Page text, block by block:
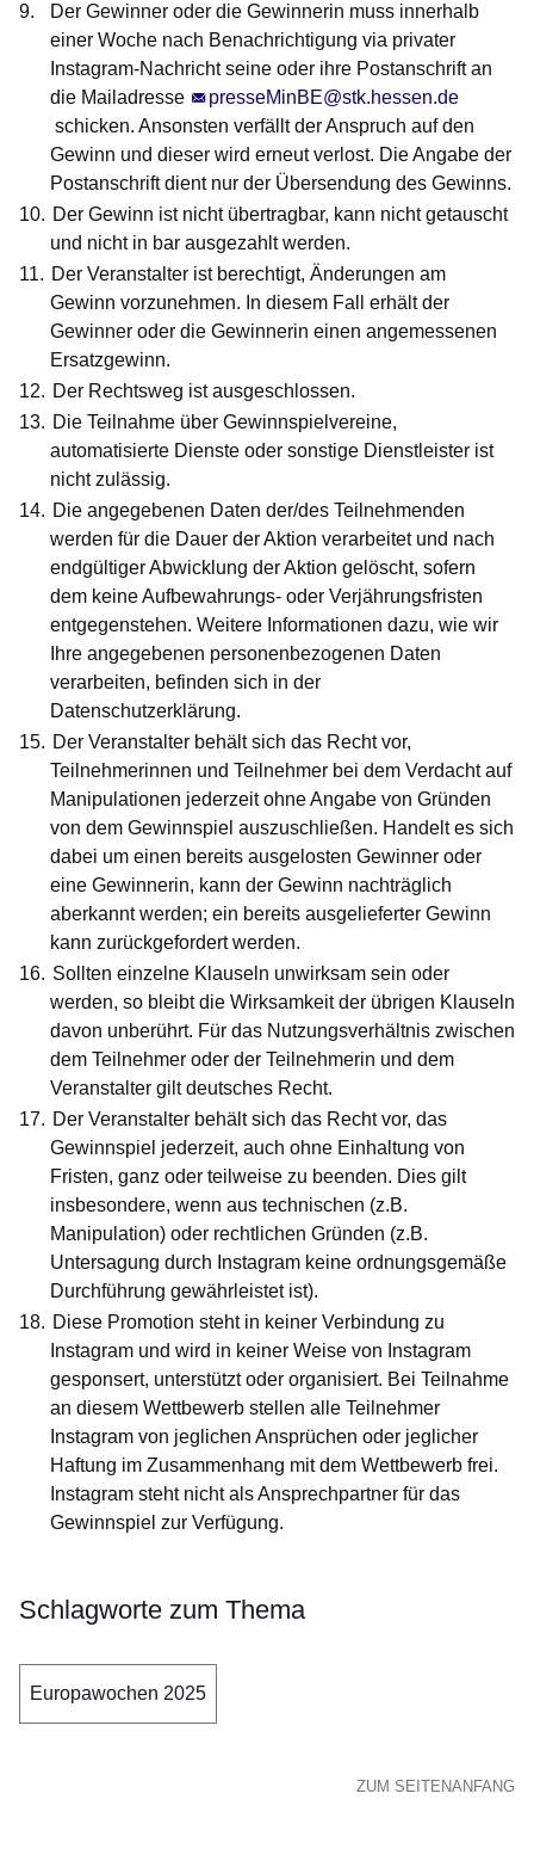
Der Gewinner oder die Gewinnerin muss innerhalb
einer Woche nach Benachrichtigung via privater
Instagram-Nachricht seine oder ihre Postanschrift an
die Mailadresse
presseMinBE@stk.hessen.de
schicken. Ansonsten verfällt der Anspruch auf den
Gewinn und dieser wird erneut verlost. Die Angabe der
Postanschrift dient nur der Übersendung des Gewinns.
Der Gewinn ist nicht übertragbar, kann nicht getauscht
und nicht in bar ausgezahlt werden.
Der Veranstalter ist berechtigt, Änderungen am
Gewinn vorzunehmen. In diesem Fall erhält der
Gewinner oder die Gewinnerin einen angemessenen
Ersatzgewinn.
Der Rechtsweg ist ausgeschlossen.
Die Teilnahme über Gewinnspielvereine,
automatisierte Dienste oder sonstige Dienstleister ist
nicht zulässig.
Die angegebenen Daten der/des Teilnehmenden
werden für die Dauer der Aktion verarbeitet und nach
endgültiger Abwicklung der Aktion gelöscht, sofern
dem keine Aufbewahrungs- oder Verjährungsfristen
entgegenstehen. Weitere Informationen dazu, wie wir
Ihre angegebenen personenbezogenen Daten
verarbeiten, befinden sich in der
Datenschutzerklärung.
Der Veranstalter behält sich das Recht vor,
Teilnehmerinnen und Teilnehmer bei dem Verdacht auf
Manipulationen jederzeit ohne Angabe von Gründen
von dem Gewinnspiel auszuschließen. Handelt es sich
dabei um einen bereits ausgelosten Gewinner oder
eine Gewinnerin, kann der Gewinn nachträglich
aberkannt werden; ein bereits ausgelieferter Gewinn
kann zurückgefordert werden.
Sollten einzelne Klauseln unwirksam sein oder
werden, so bleibt die Wirksamkeit der übrigen Klauseln
davon unberührt. Für das Nutzungsverhältnis zwischen
dem Teilnehmer oder der Teilnehmerin und dem
Veranstalter gilt deutsches Recht.
Der Veranstalter behält sich das Recht vor, das
Gewinnspiel jederzeit, auch ohne Einhaltung von
Fristen, ganz oder teilweise zu beenden. Dies gilt
insbesondere, wenn aus technischen (z.B.
Manipulation) oder rechtlichen Gründen (z.B.
Untersagung durch Instagram keine ordnungsgemäße
Durchführung gewährleistet ist).
Diese Promotion steht in keiner Verbindung zu
Instagram und wird in keiner Weise von Instagram
gesponsert, unterstützt oder organisiert. Bei Teilnahme
an diesem Wettbewerb stellen alle Teilnehmer
Instagram von jeglichen Ansprüchen oder jeglicher
Haftung im Zusammenhang mit dem Wettbewerb frei.
Instagram steht nicht als Ansprechpartner für das
Gewinnspiel zur Verfügung.
Schlagworte zum Thema
Europawochen 2025
ZUM SEITENANFANG